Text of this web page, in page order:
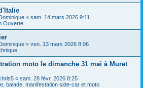
« sam. 14 mars 2026 9:11
Ouverte
« ven. 13 mars 2026 8:06
moto le dimanche 31 mai à Muret
« sam. 28 févr. 2026 8:25
balade, manifestation side-car et moto